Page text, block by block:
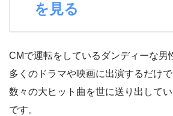
を見る
CMで運転をしているダンディーな男
多くのドラマや映画に出演するだけ
数々の大ヒット曲を世に送り出して
です。